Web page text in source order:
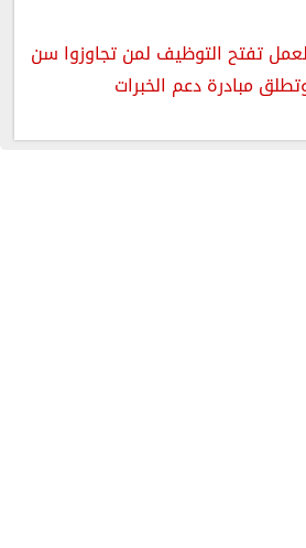
تفتح التوظيف لمن تجاوزوا سن